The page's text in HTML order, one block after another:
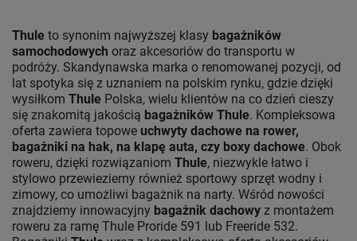
Thule to synonim najwyższej klasy bagażników
samochodowych oraz akcesoriów do transportu w
podróży. Skandynawska marka o renomowanej pozycji, od
lat spotyka się z uznaniem na polskim rynku, gdzie dzięki
wysiłkom Thule Polska, wielu klientów na co dzień cieszy
się znakomitą jakością bagażników Thule. Kompleksowa
oferta zawiera topowe uchwyty dachowe na rower,
bagażniki na hak, na klapę auta, czy boxy dachowe. Obok
roweru, dzięki rozwiązaniom Thule, niezwykle łatwo i
stylowo przewieziemy również sportowy sprzęt wodny i
zimowy, co umożliwi bagażnik na narty. Wśród nowości
znajdziemy innowacyjny bagażnik dachowy z montażem
roweru za ramę Thule Proride 591 lub Freeride 532.